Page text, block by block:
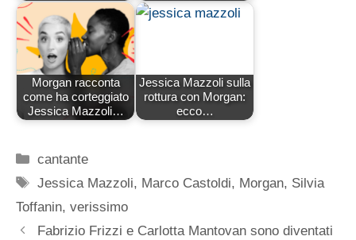
Morgan racconta
come ha corteggiato
Jessica Mazzoli…
Jessica Mazzoli sulla
rottura con Morgan:
ecco…
Categorie
cantante
Tag
Jessica Mazzoli, Marco Castoldi, Morgan, Silvia
Toffanin, verissimo
Fabrizio Frizzi e Carlotta Mantovan sono diventati